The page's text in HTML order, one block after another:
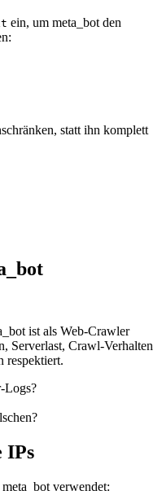
ein, um meta_bot den
statt ihn komplett
ist als Web-Crawler
Serverlast, Crawl-Verhalten
respektiert.
Logs?
IPs
verwendet: